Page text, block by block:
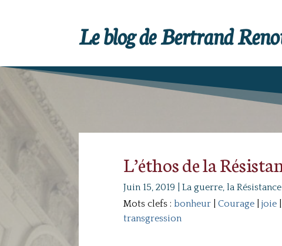
Le blog de Bertrand
L’éthos de la
Juin 15, 2019
La guerre, la
Mots clefs : bonheur| Courage| joie|
transgression